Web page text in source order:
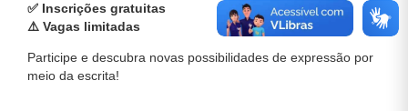
✅ Inscrições gratuitas
⚠️ Vagas limitadas
Participe e descubra novas possibilidades de expressão por
meio da escrita!